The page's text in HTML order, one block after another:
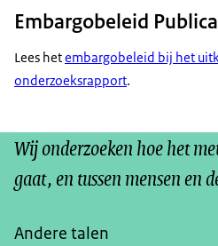
Embargobeleid
Lees hetembargobeleid bij het
onderzoeksrapport.
Wij onderzoeken hoe het
gaat, en tussen mensen en
Andere talen